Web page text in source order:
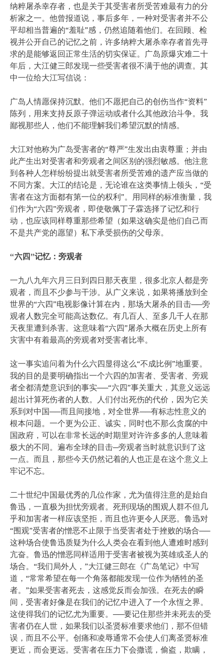
纳粹屠杀幸存者，也是关于其受害者所受苦难最有力的分
析家之一。他曾报道说，事后多年，一种对受害者并不公
平却相当普遍的“羞耻”感，仍然追随着他们。在回顾、检
视并公开自己的记忆之前，许多纳粹大屠杀幸存者首先寻
求的是能够返回正常生活的切实保证。广岛原爆灾难二十
年后，大江健三郎发现一些受害者很不满于他的调查。其
中一位给大江写信说：
广岛人情愿保持沉默。他们不愿把自己的创伤当作“资料”
陈列，用来支持反原子弹运动或者什么其他政治斗争。我
鄙视那些人，他们不能理解我们希望沉默的情感。
大江对他称为广岛受害者的“尊严”生发出由衷尊重；并由
此产生出对受害者和旁观者之间区别的强烈敏感。他注意
到各种人怎样纷纷提出就受害者所受苦难的遗产应当做的
不同方案。大江的结论是，无论谁在这类事情上领头，“受
害者在这方面都有第一位的权利”。用同样的标准衡量，我
们作为“六四”旁观者，即使敬佩丁子霖选择了记忆和行
动，也应该同样尊重那些希望（如果这确实是他们自己而
不是共产党的愿望）私下承受损伤的父母亲。
“六四”记忆：旁观者
一九八九年六月三日到四日那天夜里，很多北京人都是旁
观者，而且不少参与干涉。从广义来说，如果将播放到全
世界的“六四”电视影像计算在内，那场大屠杀的目击──旁
观者人数完全可能高达数亿。有几百人、至多几千人在那
天夜里遭到杀害。这意味着“六四”屠杀大概在历史上所有
灾害中有着最高的旁观者对受害者比率。
这一事实追问着为什么六四显得这么“不成比例”地重要。
我的目的是要明确指出一个六四的加害者、受害者、旁观
者全都清楚意识到的事实──“六四”事关重大，其意义远远
超出计算死伤者的人数。人们付出死伤的代价，因为它关
系到对中国──而且间接地，对全世界──有标志性意义的
根本问题。一个更为公正、诚实，同时也不那么贪腐的中
国政府，可以在非常长远的时期里对许许多多的人意味着
极大的不同。遍布全球的目击─旁观者当时就意识到了这
一点。而且，那些今天仍然记着的人也正是在这个意义上
牢记不忘。
二十世纪中国最优秀的几位作家，尤为值得注意的是始自
鲁迅，一直极为担忧旁观者。死刑现场的围观人群不但几
乎和加害者一样应该坚拒，而且也许更令人厌恶。鲁迅对
“围观”受害者的憎恶不止限于当受害者处于挫败的场合──
这种场合使鲁迅质疑为什么人类会在看到他人遭难时感到
亢奋。鲁迅的憎恶同样适用于受害者被视为英雄或圣人的
场合。“我们局外人，”大江健三郎在《广岛笔记》中写
道，“常常希望在每一个角落都能发现一位作为牺牲的圣
者。”如果受害者死去，这感觉反而会加强。在死去的瞬
间，受害者好像是在我们的记忆中进入了一个永恆之界。
这使得我们的记忆尤为重要。──要记住那些并未死去的受
害者仍在人世，如果我们以圣贤标准要求他们，那不但错
误，而且不公平。创痛和凌辱通常不会使人们离圣贤标准
更近，而会更远。受害者在压力下会撒谎，偷盗，欺瞒，